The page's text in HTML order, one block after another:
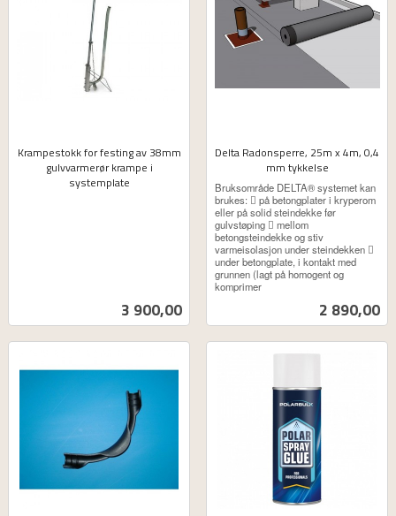
Krampestokk for festing av 38mm
gulvvarmerør krampe i
systemplate
Pris
3 900,00
Delta Radonsperre, 25m x 4m, 0,4
mm tykkelse
Pris
2 890,00
ekskl.
mva.
Bruksområde DELTA® systemet kan
brukes:  på betongplater i kryperom
eller på solid steindekke før
gulvstøping  mellom
betongsteindekke og stiv
varmeisolasjon under steindekken 
under betongplate, i kontakt med
grunnen (lagt på homogent og
komprimer